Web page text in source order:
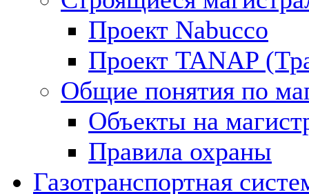
Проект Nabucco
Проект TANAP
Общие понятия по
Объекты на
Правила охраны
Газотранспортная